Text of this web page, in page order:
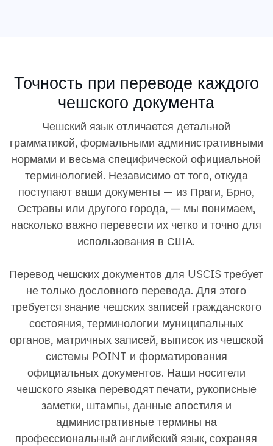
Точность при переводе каждого
чешского документа
Чешский язык отличается детальной
грамматикой, формальными административными
нормами и весьма специфической официальной
терминологией. Независимо от того, откуда
поступают ваши документы — из Праги, Брно,
Остравы или другого города, — мы понимаем,
насколько важно перевести их четко и точно для
использования в США.
Перевод чешских документов для USCIS требует
не только дословного перевода. Для этого
требуется знание чешских записей гражданского
состояния, терминологии муниципальных
органов, матричных записей, выписок из чешской
системы POINT и форматирования
официальных документов. Наши носители
чешского языка переводят печати, рукописные
заметки, штампы, данные апостиля и
административные термины на
профессиональный английский язык, сохраняя